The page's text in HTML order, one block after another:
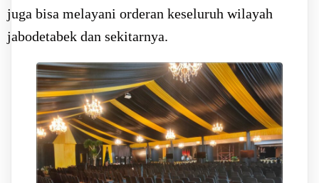
juga bisa melayani orderan keseluruh wilayah
jabodetabek dan sekitarnya.